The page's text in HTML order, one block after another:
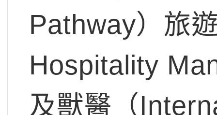
Pathway）旅
Hospitality
及獸醫（